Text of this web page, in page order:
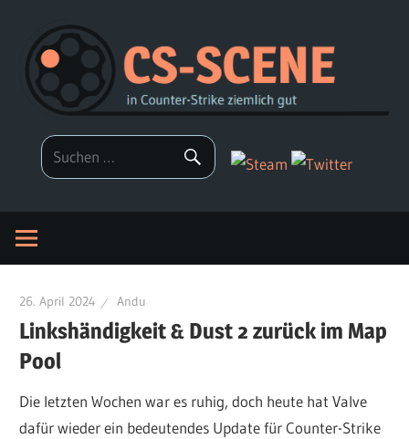
Inhalt
springen
26. April 2024 Andu
Linkshändigkeit & Dust 2 zurück im Map
Pool
Die letzten Wochen war es ruhig, doch heute hat Valve
dafür wieder ein bedeutendes Update für Counter-Strike